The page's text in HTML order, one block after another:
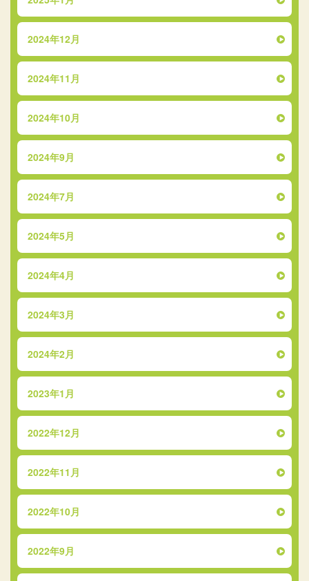
2024年12月
2024年11月
2024年10月
2024年9月
2024年7月
2024年5月
2024年4月
2024年3月
2024年2月
2023年1月
2022年12月
2022年11月
2022年10月
2022年9月